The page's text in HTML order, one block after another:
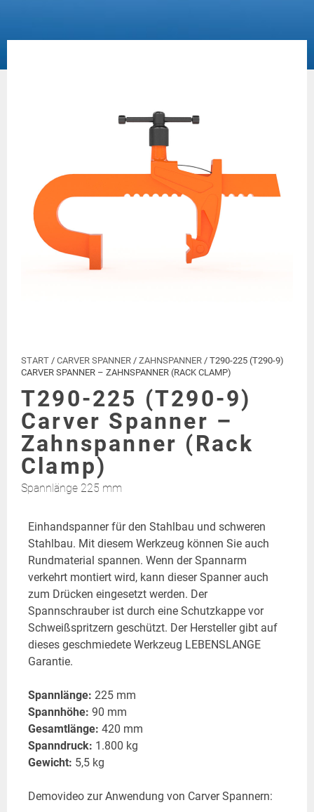
START / CARVER SPANNER / ZAHNSPANNER / T290-225 (T290-9)
CARVER SPANNER – ZAHNSPANNER (RACK CLAMP)
T290-225 (T290-9)
Carver Spanner –
Zahnspanner (Rack
Clamp)
Spannlänge 225 mm
Einhandspanner für den Stahlbau und schweren
Stahlbau. Mit diesem Werkzeug können Sie auch
Rundmaterial spannen. Wenn der Spannarm
verkehrt montiert wird, kann dieser Spanner auch
zum Drücken eingesetzt werden. Der
Spannschrauber ist durch eine Schutzkappe vor
Schweißspritzern geschützt. Der Hersteller gibt auf
dieses geschmiedete Werkzeug LEBENSLANGE
Garantie.
Spannlänge: 225 mm
Spannhöhe: 90 mm
Gesamtlänge: 420 mm
Spanndruck: 1.800 kg
Gewicht: 5,5 kg
Demovideo zur Anwendung von Carver Spannern: